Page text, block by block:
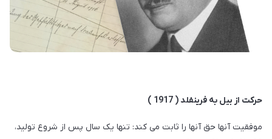
حرکت از بیل به فرینفلد ( 1917 )
موفقیت آنها حق آنها را ثابت می کند: تنها یک سال پس از شروع تولید،